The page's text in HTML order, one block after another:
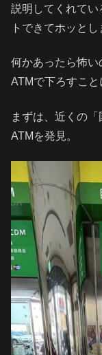
説明してくれてい
トできてホッとし
何かあったら怖い
ATMで下ろすこと
まずは、近くの
ATMを発見。